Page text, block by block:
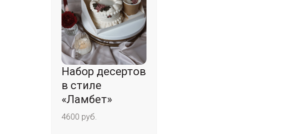
Набор десертов
в стиле
«Ламбет»
4600 руб.